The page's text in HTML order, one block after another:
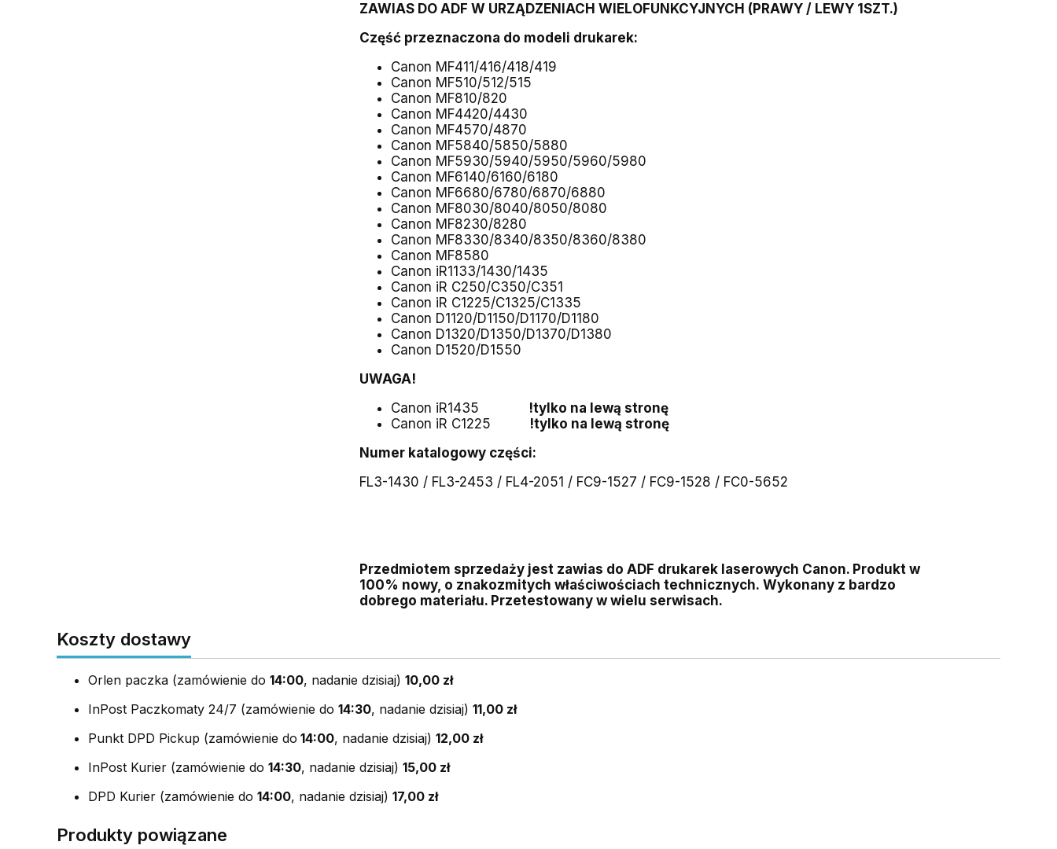
ZAWIAS DO ADF W URZĄDZENIACH WIELOFUNKCYJNYCH (PRAWY / LEWY 1SZT.)
Część przeznaczona do modeli drukarek:
Canon MF411/416/418/419
Canon MF510/512/515
Canon MF810/820
Canon MF4420/4430
Canon MF4570/4870
Canon MF5840/5850/5880
Canon MF5930/5940/5950/5960/5980
Canon MF6140/6160/6180
Canon MF6680/6780/6870/6880
Canon MF8030/8040/8050/8080
Canon MF8230/8280
Canon MF8330/8340/8350/8360/8380
Canon MF8580
Canon iR1133/1430/1435
Canon iR C250/C350/C351
Canon iR C1225/C1325/C1335
Canon D1120/D1150/D1170/D1180
Canon D1320/D1350/D1370/D1380
Canon D1520/D1550
UWAGA!
Canon iR1435
!tylko na lewą stronę
Canon iR C1225
!tylko na lewą stronę
Numer katalogowy części:
FL3-1430 / FL3-2453 / FL4-2051 / FC9-1527 / FC9-1528 / FC0-5652
Przedmiotem sprzedaży jest zawias do ADF drukarek laserowych Canon. Produkt w
100% nowy, o znakozmitych właściwościach technicznych. Wykonany z bardzo
dobrego materiału. Przetestowany w wielu serwisach.
Koszty dostawy
Orlen paczka (zamówienie do 14:00, nadanie dzisiaj) 10,00 zł
InPost Paczkomaty 24/7 (zamówienie do 14:30, nadanie dzisiaj) 11,00 zł
Punkt DPD Pickup (zamówienie do 14:00, nadanie dzisiaj) 12,00 zł
InPost Kurier (zamówienie do 14:30, nadanie dzisiaj) 15,00 zł
DPD Kurier (zamówienie do 14:00, nadanie dzisiaj) 17,00 zł
Produkty powiązane